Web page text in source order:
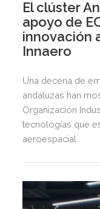
El clúster
apoyo de
innovación
Innaero
Una decena de
andaluzas han
Organización
tecnologías que
aeroespacial.